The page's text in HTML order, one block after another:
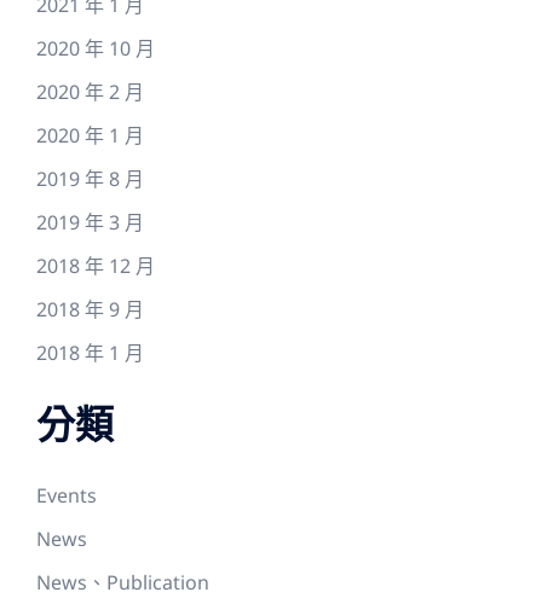
2020 年 10 月
2020 年 2 月
2020 年 1 月
2019 年 8 月
2019 年 3 月
2018 年 12 月
2018 年 9 月
2018 年 1 月
分類
Events
News
News、Publication